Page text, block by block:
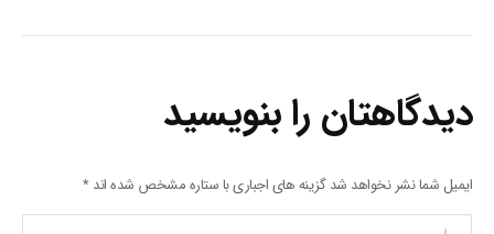
دیدگاهتان را بنویسید
ایمیل شما نشر نخواهد شد گزینه های اجباری با ستاره مشخص شده اند*